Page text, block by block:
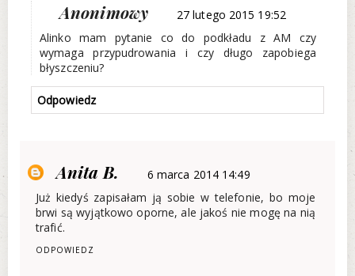
Anonimowy
27 lutego 2015 19:52
Alinko mam pytanie co do podkładu z AM czy
wymaga przypudrowania i czy długo zapobiega
błyszczeniu?
Odpowiedz
Anita B.
6 marca 2014 14:49
Już kiedyś zapisałam ją sobie w telefonie, bo moje
brwi są wyjątkowo oporne, ale jakoś nie mogę na nią
trafić.
ODPOWIEDZ